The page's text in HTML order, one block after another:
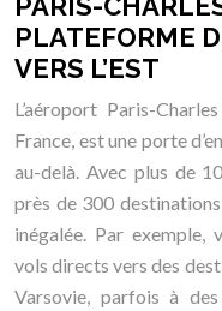
PLATEFORME
VERS L’EST
L’aéroport Paris-
France, est une porte
au-delà. Avec plus de
près de 300
inégalée. Par exemple,
vols directs vers des
Varsovie, parfois à